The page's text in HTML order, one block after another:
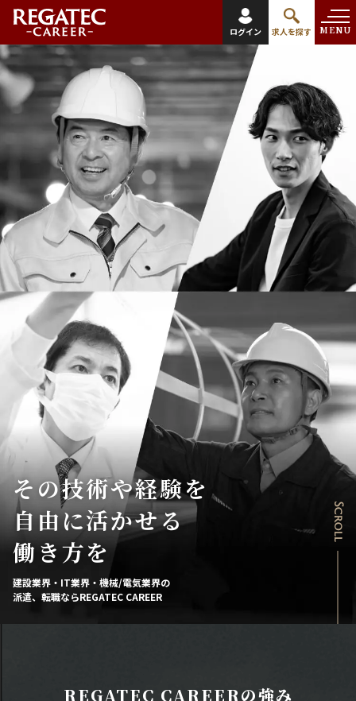
ログイン 求人を探す MENU
Scroll
その技術や経験を
自由に活かせる
働き方を
建設業界・IT業界・機械/電気業界の
派遣、転職ならREGATEC CAREER
REGATEC CAREERの強み